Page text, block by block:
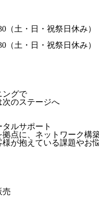
（土・日・祝祭日休み）
（土・日・祝祭日休み）
ングで
次のステージへ
ルサポート
点に、ネットワーク構
様が抱えている課題や
売